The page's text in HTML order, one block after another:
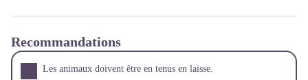
Recommandations
Les animaux doivent être en tenus en laisse.